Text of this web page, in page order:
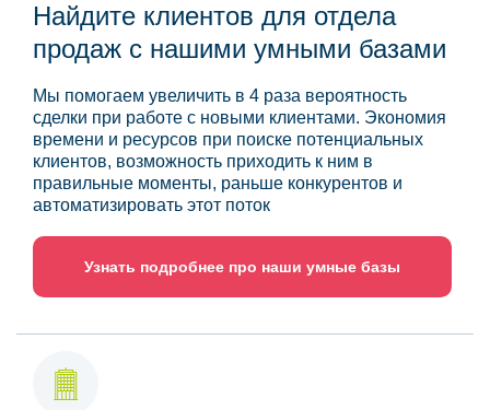
Найдите клиентов для отдела
продаж с нашими умными базами
Мы помогаем увеличить в 4 раза вероятность
сделки при работе с новыми клиентами. Экономия
времени и ресурсов при поиске потенциальных
клиентов, возможность приходить к ним в
правильные моменты, раньше конкурентов и
автоматизировать этот поток
Узнать подробнее про наши умные базы